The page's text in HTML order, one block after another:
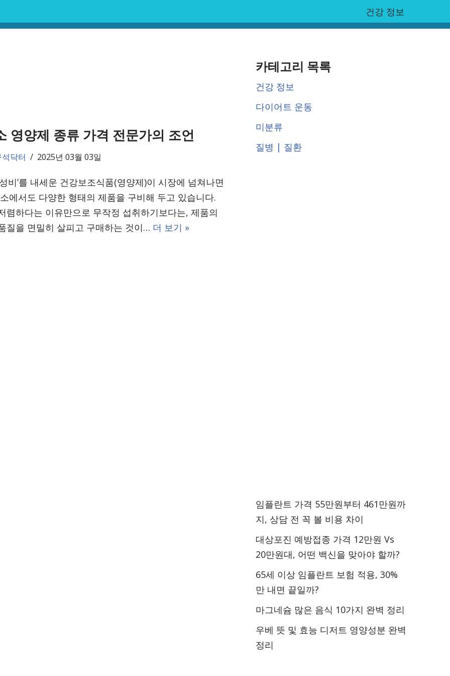
건강 정보
영양제 종류 가격 전문가의 조언
닥터 2025년 03월 03일
비’를 내세운 건강보조식품(영양제)이 시장에 넘쳐나면
에서도 다양한 형태의 제품을 구비해 두고 있습니다.
렴하다는 이유만으로 무작정 섭취하기보다는, 제품의
질을 면밀히 살피고 구매하는 것이… 더 보기 »
카테고리 목록
건강 정보
다이어트 운동
미분류
질병 | 질환
임플란트 가격 55만원부터 461만원까
지, 상담 전 꼭 볼 비용 차이
대상포진 예방접종 가격 12만원 Vs
20만원대, 어떤 백신을 맞아야 할까?
65세 이상 임플란트 보험 적용, 30%
만 내면 끝일까?
마그네슘 많은 음식 10가지 완벽 정리
우베 뜻 및 효능 디저트 영양성분 완벽
정리